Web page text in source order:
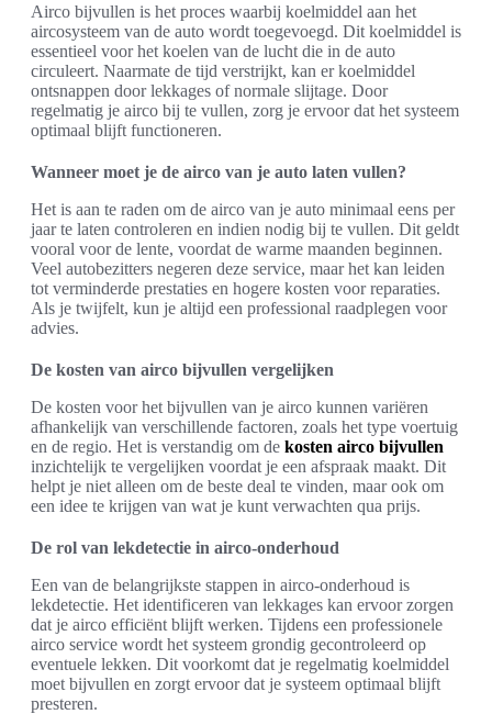
Airco bijvullen is het proces waarbij koelmiddel aan het
aircosysteem van de auto wordt toegevoegd. Dit koelmiddel is
essentieel voor het koelen van de lucht die in de auto
circuleert. Naarmate de tijd verstrijkt, kan er koelmiddel
ontsnappen door lekkages of normale slijtage. Door
regelmatig je airco bij te vullen, zorg je ervoor dat het systeem
optimaal blijft functioneren.
Wanneer moet je de airco van je auto laten vullen?
Het is aan te raden om de airco van je auto minimaal eens per
jaar te laten controleren en indien nodig bij te vullen. Dit geldt
vooral voor de lente, voordat de warme maanden beginnen.
Veel autobezitters negeren deze service, maar het kan leiden
tot verminderde prestaties en hogere kosten voor reparaties.
Als je twijfelt, kun je altijd een professional raadplegen voor
advies.
De kosten van airco bijvullen vergelijken
De kosten voor het bijvullen van je airco kunnen variëren
afhankelijk van verschillende factoren, zoals het type voertuig
en de regio. Het is verstandig om de kosten airco bijvullen
inzichtelijk te vergelijken voordat je een afspraak maakt. Dit
helpt je niet alleen om de beste deal te vinden, maar ook om
een idee te krijgen van wat je kunt verwachten qua prijs.
De rol van lekdetectie in airco-onderhoud
Een van de belangrijkste stappen in airco-onderhoud is
lekdetectie. Het identificeren van lekkages kan ervoor zorgen
dat je airco efficiënt blijft werken. Tijdens een professionele
airco service wordt het systeem grondig gecontroleerd op
eventuele lekken. Dit voorkomt dat je regelmatig koelmiddel
moet bijvullen en zorgt ervoor dat je systeem optimaal blijft
presteren.